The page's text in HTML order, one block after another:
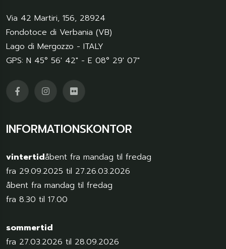
Via 42 Martiri, 156, 28924
Fondotoce di Verbania (VB)
Lago di Mergozzo - ITALY
GPS: N 45° 56' 42" - E 08° 29' 07"
INFORMATIONSKONTOR
vintertidåbent fra mandag til fredag
fra 29.09.2025 til 27.26.03.2026
åbent fra mandag til fredag
fra 8.30 til 17.00
sommertid
fra 27.03.2026 til 28.09.2026